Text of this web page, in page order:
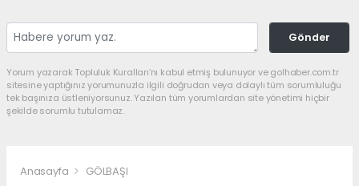
Gönder
Yorum yazarak Topluluk Kuralları’nı kabul etmiş bulunuyor ve golhaber.com.tr
sitesine yaptığınız yorumunuzla ilgili doğrudan veya dolaylı tüm sorumluluğu
tek başınıza üstleniyorsunuz. Yazılan tüm yorumlardan site yönetimi hiçbir
şekilde sorumlu tutulamaz.
Anasayfa GÖLBAŞI